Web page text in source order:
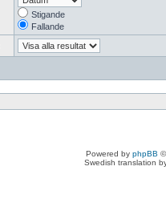
Stigande
Fallande
Powered by phpBB
Swedish translation